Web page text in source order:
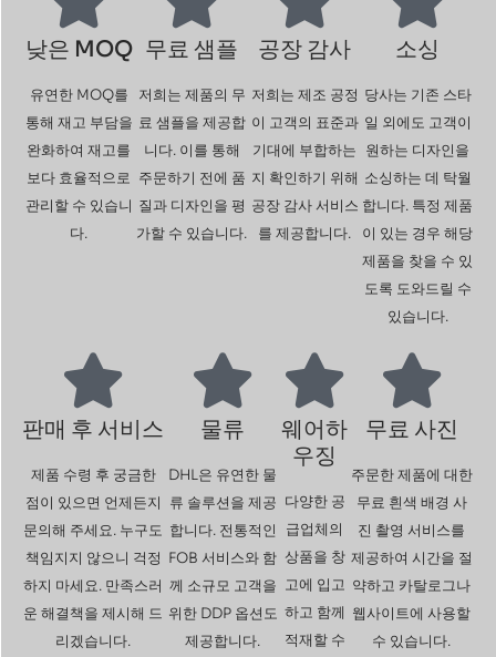
낮은 MOQ
유연한 MOQ를
통해 재고 부담을
완화하여 재고를
보다 효율적으로
관리할 수 있습니
다.
무료 샘플
저희는 제품의 무
료 샘플을 제공합
니다. 이를 통해
주문하기 전에 품
질과 디자인을 평
가할 수 있습니다.
공장 감사
저희는 제조 공정
이 고객의 표준과
기대에 부합하는
지 확인하기 위해
공장 감사 서비스
를 제공합니다.
소싱
당사는 기존 스타
일 외에도 고객이
원하는 디자인을
소싱하는 데 탁월
합니다. 특정 제품
이 있는 경우 해당
제품을 찾을 수 있
도록 도와드릴 수
있습니다.
판매 후 서비스
제품 수령 후 궁금한
점이 있으면 언제든지
문의해 주세요. 누구도
책임지지 않으니 걱정
하지 마세요. 만족스러
운 해결책을 제시해 드
리겠습니다.
물류
DHL은 유연한 물
류 솔루션을 제공
합니다. 전통적인
FOB 서비스와 함
께 소규모 고객을
위한 DDP 옵션도
제공합니다.
웨어하
우징
다양한 공
급업체의
상품을 창
고에 입고
하고 함께
적재할 수
무료 사진
주문한 제품에 대한
무료 흰색 배경 사
진 촬영 서비스를
제공하여 시간을 절
약하고 카탈로그나
웹사이트에 사용할
수 있습니다.